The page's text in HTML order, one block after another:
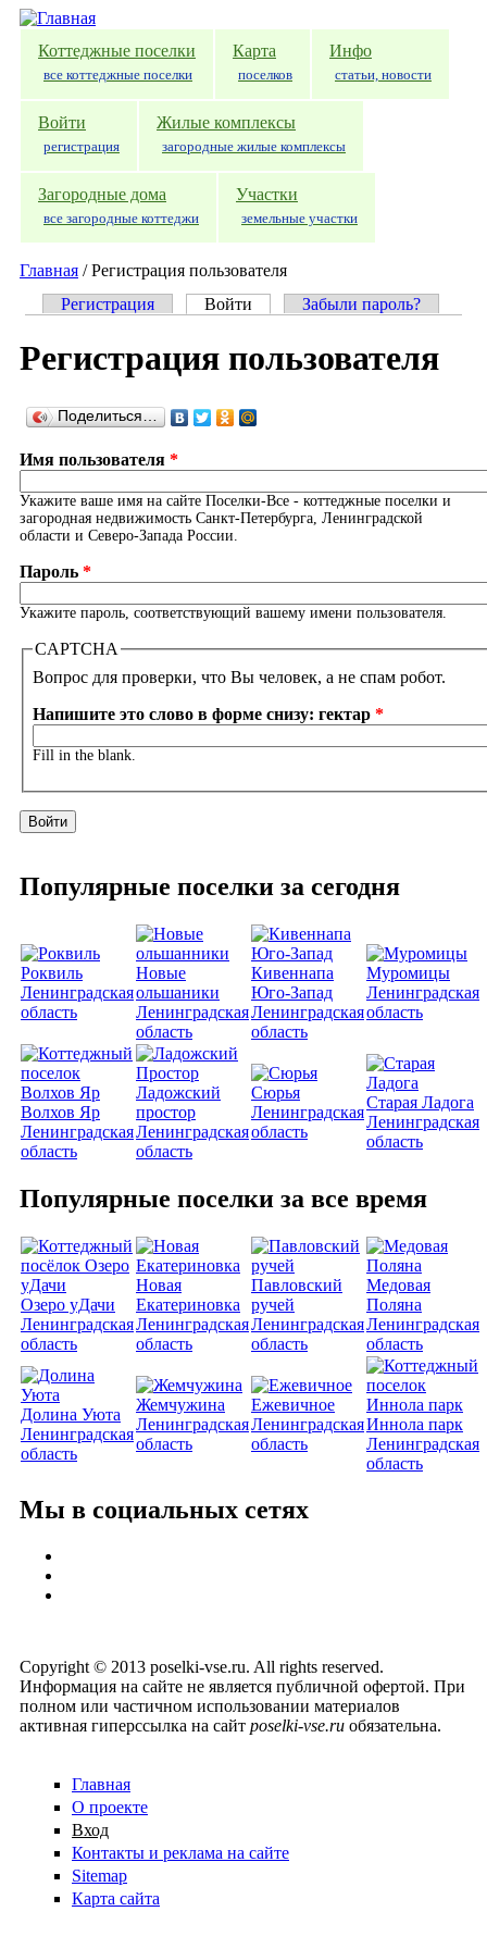
Перейти к основному содержанию
Коттеджные поселки
все коттеджные поселки
Карта
поселков
Инфо
статьи, новости
Войти
регистрация
Жилые комплексы
загородные жилые комплексы
Загородные дома
все загородные коттеджи
Участки
земельные участки
Главная /Регистрация пользователя
Регистрация Войти (активная вкладка)
Забыли пароль?
Регистрация пользователя
Поделиться…
Имя пользователя *
Укажите ваше имя на сайте Поселки-Все - коттеджные поселки и
загородная недвижимость Санкт-Петербурга, Ленинградской
области и Северо-Запада России.
Пароль *
Укажите пароль, соответствующий вашему имени пользователя.
CAPTCHA
Вопрос для проверки, что Вы человек, а не спам робот.
Напишите это слово в форме снизу: гектар *
Fill in the blank.
Популярные поселки за сегодня
Роквиль
Ленинградская
область
Новые
ольшаники
Ленинградская
область
Кивеннапа
Юго-Запад
Ленинградская
область
Муромицы
Ленинградская
область
Волхов Яр
Ленинградская
область
Ладожский
простор
Ленинградская
область
Сюрья
Ленинградская
область
Старая Ладога
Ленинградская
область
Популярные поселки за все время
Озеро уДачи
Ленинградская
область
Новая
Екатериновка
Ленинградская
область
Павловский
ручей
Ленинградская
область
Медовая
Поляна
Ленинградская
область
Долина Уюта
Ленинградская
область
Жемчужина
Ленинградская
область
Ежевичное
Ленинградская
область
Иннола парк
Ленинградская
область
Мы в социальных сетях
Copyright © 2013 poselki-vse.ru. All rights reserved.
Информация на сайте не является публичной офертой. При
полном или частичном использовании материалов
активная гиперссылка на сайт poselki-vse.ru​ обязательна.
Главная
О проекте
Вход
Контакты и реклама на сайте
Sitemap
Карта сайта